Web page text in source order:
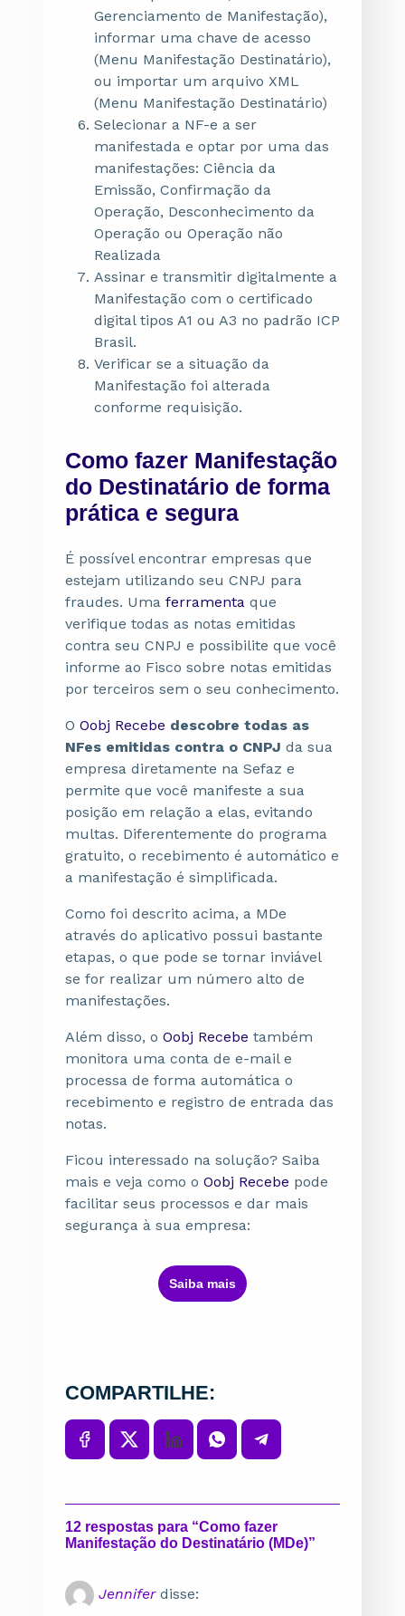
Gerenciamento de Manifestação),
informar uma chave de acesso
(Menu Manifestação Destinatário),
ou importar um arquivo XML
(Menu Manifestação Destinatário)
Selecionar a NF-e a ser
manifestada e optar por uma das
manifestações: Ciência da
Emissão, Confirmação da
Operação, Desconhecimento da
Operação ou Operação não
Realizada
Assinar e transmitir digitalmente a
Manifestação com o certificado
digital tipos A1 ou A3 no padrão ICP
Brasil.
Verificar se a situação da
Manifestação foi alterada
conforme requisição.
Como fazer Manifestação
do Destinatário de forma
prática e segura
É possível encontrar empresas que
estejam utilizando seu CNPJ para
fraudes. Uma ferramenta que
verifique todas as notas emitidas
contra seu CNPJ e possibilite que você
informe ao Fisco sobre notas emitidas
por terceiros sem o seu conhecimento.
O Oobj Recebe descobre todas as
NFes emitidas contra o CNPJ da sua
empresa diretamente na Sefaz e
permite que você manifeste a sua
posição em relação a elas, evitando
multas. Diferentemente do programa
gratuito, o recebimento é automático e
a manifestação é simplificada.
Como foi descrito acima, a MDe
através do aplicativo possui bastante
etapas, o que pode se tornar inviável
se for realizar um número alto de
manifestações.
Além disso, o Oobj Recebe também
monitora uma conta de e-mail e
processa de forma automática o
recebimento e registro de entrada das
notas.
Ficou interessado na solução? Saiba
mais e veja como o Oobj Recebe pode
facilitar seus processos e dar mais
segurança à sua empresa:
ㅤSaiba maisㅤ
COMPARTILHE:
12 respostas para “Como fazer
Manifestação do Destinatário (MDe)”
Jennifer disse: